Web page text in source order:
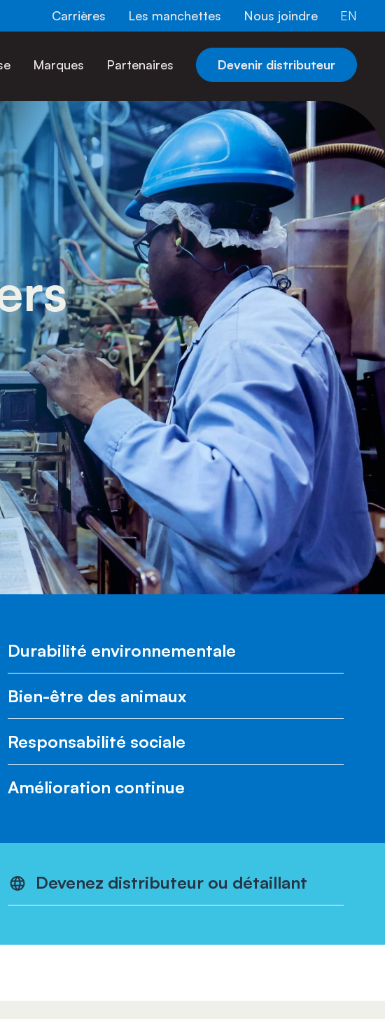
Carrières Les manchettes Nous joindre EN
Marques Partenaires Devenir distributeur
Durabilité environnementale
Bien-être des animaux
Responsabilité sociale
Amélioration continue
Devenez distributeur ou détaillant